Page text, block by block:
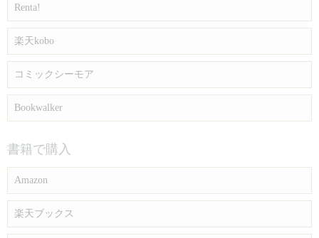
Renta!
楽天kobo
コミックシーモア
Bookwalker
書籍で購入
Amazon
楽天ブックス